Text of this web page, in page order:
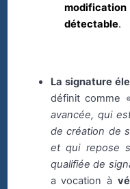
modification
détectable.
La signature
définit comme «
avancée, qui
de création de
et qui repose
qualifiée de
a vocation à